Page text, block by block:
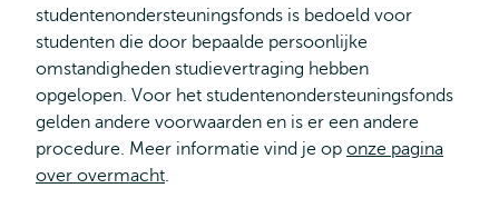
studentenondersteuningsfonds is bedoeld voor
studenten die door bepaalde persoonlijke
omstandigheden studievertraging hebben
opgelopen. Voor het studentenondersteuningsfonds
gelden andere voorwaarden en is er een andere
procedure. Meer informatie vind je op onze pagina
over overmacht.